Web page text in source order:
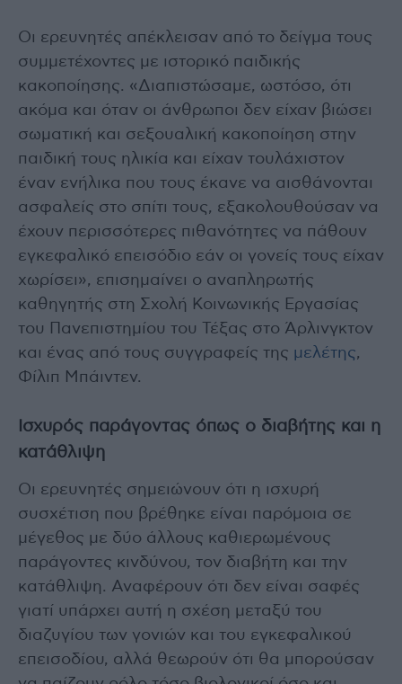
Οι ερευνητές απέκλεισαν από το δείγμα τους
συμμετέχοντες με ιστορικό παιδικής
κακοποίησης. «Διαπιστώσαμε, ωστόσο, ότι
ακόμα και όταν οι άνθρωποι δεν είχαν βιώσει
σωματική και σεξουαλική κακοποίηση στην
παιδική τους ηλικία και είχαν τουλάχιστον
έναν ενήλικα που τους έκανε να αισθάνονται
ασφαλείς στο σπίτι τους, εξακολουθούσαν να
έχουν περισσότερες πιθανότητες να πάθουν
εγκεφαλικό επεισόδιο εάν οι γονείς τους είχαν
χωρίσει», επισημαίνει ο αναπληρωτής
καθηγητής στη Σχολή Κοινωνικής Εργασίας
του Πανεπιστημίου του Τέξας στο Άρλινγκτον
και ένας από τους συγγραφείς της μελέτης,
Φίλιπ Μπάιντεν.
Ισχυρός παράγοντας όπως ο διαβήτης και η
κατάθλιψη
Οι ερευνητές σημειώνουν ότι η ισχυρή
συσχέτιση που βρέθηκε είναι παρόμοια σε
μέγεθος με δύο άλλους καθιερωμένους
παράγοντες κινδύνου, τον διαβήτη και την
κατάθλιψη. Αναφέρουν ότι δεν είναι σαφές
γιατί υπάρχει αυτή η σχέση μεταξύ του
διαζυγίου των γονιών και του εγκεφαλικού
επεισοδίου, αλλά θεωρούν ότι θα μπορούσαν